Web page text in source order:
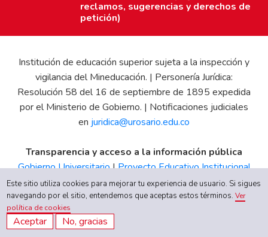
reclamos, sugerencias y derechos de
petición)
Institución de educación superior sujeta a la inspección y
vigilancia del Mineducación. | Personería Jurídica:
Resolución 58 del 16 de septiembre de 1895 expedida
por el Ministerio de Gobierno. | Notificaciones judiciales
en juridica@urosario.edu.co
Transparencia y acceso a la información pública
Gobierno Universitario|Proyecto Educativo Institucional
|Informe de Gestión|Boletín Estadístico|Régimen
Tributario|Estados Financieros|Código de Ética|Canal
de Integridad UR
Este sitio utiliza cookies para mejorar tu experiencia de usuario. Si sigues
navegando por el sitio, entendemos que aceptas estos términos.Ver
política de cookies
Aceptar No, gracias